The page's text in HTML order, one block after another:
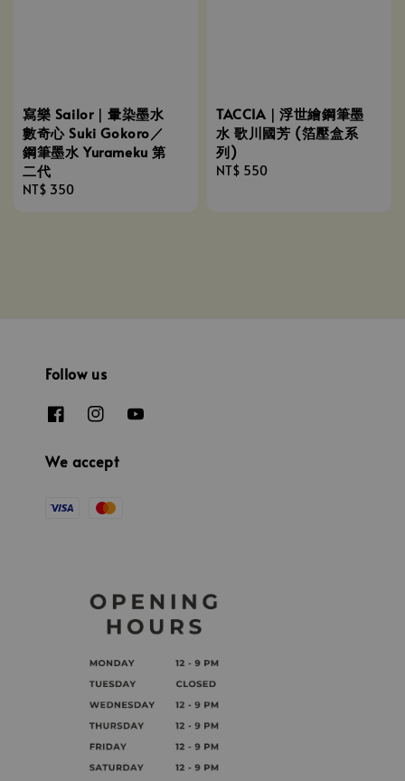
寫樂 Sailor｜暈染墨水
數奇心 Suki Gokoro／
鋼筆墨水 Yurameku 第
二代
Regular
NT$ 350
TACCIA｜浮世繪鋼筆墨
水 歌川國芳 (箔壓盒系
列)
Regular
NT$ 550
Follow us
We accept